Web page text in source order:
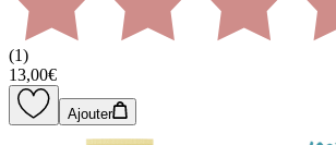
(1)
13,00€
Ajouter